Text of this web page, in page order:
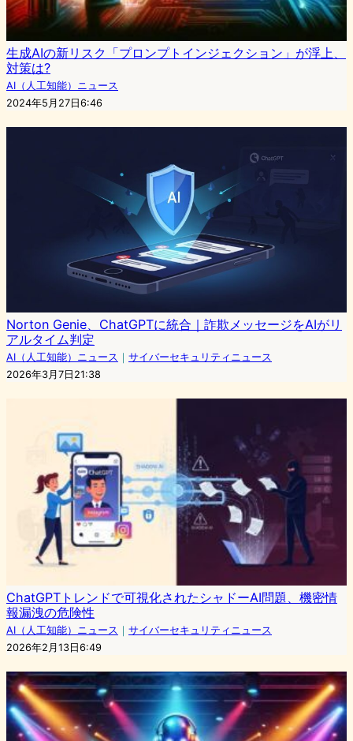
生成AIの新リスク「プロンプトインジェクション」が浮上、
対策は?
AI（人工知能）ニュース
2024年5月27日6:46
Norton Genie、ChatGPTに統合｜詐欺メッセージをAIがリ
アルタイム判定
AI（人工知能）ニュース ｜ サイバーセキュリティニュース
2026年3月7日21:38
ChatGPTトレンドで可視化されたシャドーAI問題、機密情
報漏洩の危険性
AI（人工知能）ニュース ｜ サイバーセキュリティニュース
2026年2月13日6:49